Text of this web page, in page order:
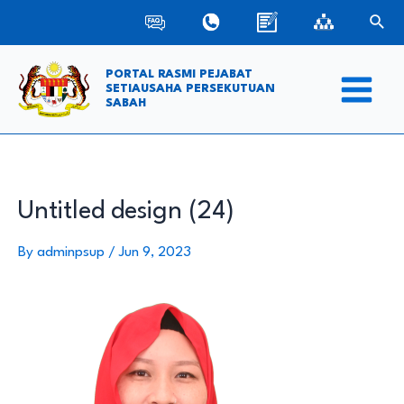
PORTAL RASMI PEJABAT
SETIAUSAHA PERSEKUTUAN
SABAH
Main
Untitled design (24)
By adminpsup /Jun 9, 2023